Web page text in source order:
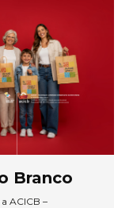
Branco
ACICB –